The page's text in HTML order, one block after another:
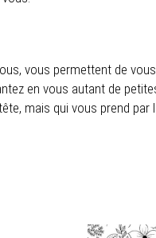
vous permettent de vous
en vous autant de
mais qui vous prend par